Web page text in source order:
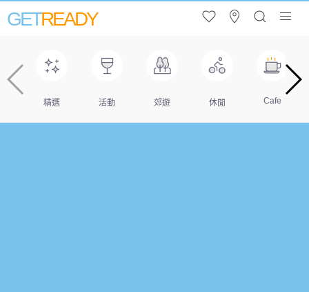
GETREADY
精選 活動 郊遊 休閒 Cafe